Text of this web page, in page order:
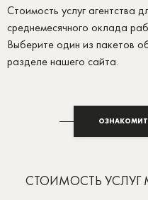
Стоимость услуг агентства
среднемесячного оклада
Выберите один из пакетов
разделе нашего сайта.
СТОИМОСТЬ